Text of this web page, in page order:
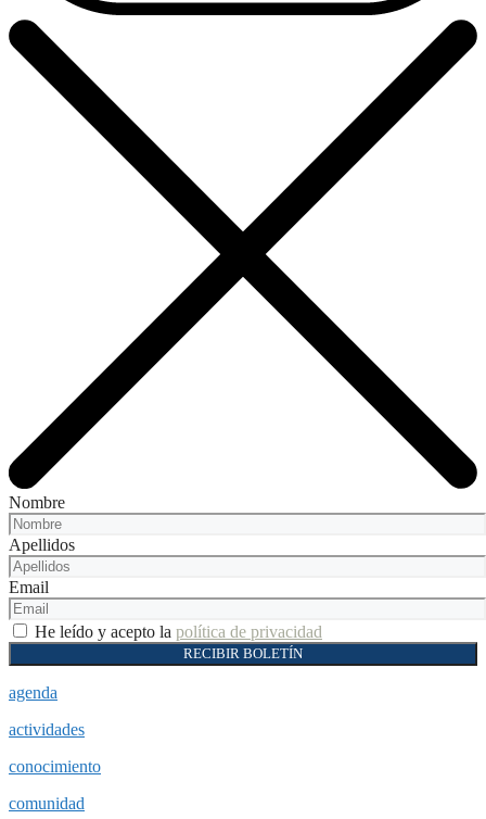
Nombre
Apellidos
Email
He leído y acepto la política de privacidad
RECIBIR BOLETÍN
agenda
actividades
conocimiento
comunidad